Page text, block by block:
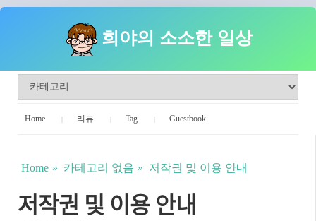
희야의 소소한 일상
Home 리뷰 Tag Guestbook
Home 카테고리 없음 저작권 및 이용 안내
저작권 및 이용 안내